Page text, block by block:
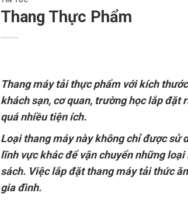
Thang Thực Phẩm
Thang máy tải thực phẩmvới kích thước
khách sạn, cơ quan, trường học lắp đặt
quá nhiều tiện ích.
Loại thang máy này không chỉ được sử
lĩnh vực khác để vận chuyển những
sách. Việc lắp đặt thang máy tải thức
gia đình.